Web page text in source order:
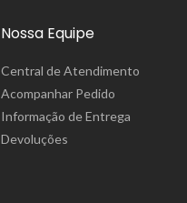
Nossa Equipe
Central de Atendimento
Acompanhar Pedido
Informação de Entrega
Devoluções